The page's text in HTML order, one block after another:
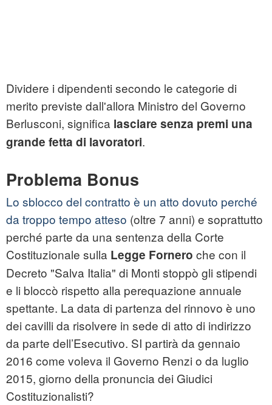
Dividere i dipendenti secondo le categorie di
merito previste dall'allora Ministro del Governo
Berlusconi, significa lasciare senza premi una
grande fetta di lavoratori.
Problema Bonus
Lo sblocco del contratto è un atto dovuto perché
da troppo tempo atteso (oltre 7 anni) e soprattutto
perché parte da una sentenza della Corte
Costituzionale sulla Legge Fornero che con il
Decreto "Salva Italia" di Monti stoppò gli stipendi
e li bloccò rispetto alla perequazione annuale
spettante. La data di partenza del rinnovo è uno
dei cavilli da risolvere in sede di atto di indirizzo
da parte dell’Esecutivo. SI partirà da gennaio
2016 come voleva il Governo Renzi o da luglio
2015, giorno della pronuncia dei Giudici
Costituzionalisti?